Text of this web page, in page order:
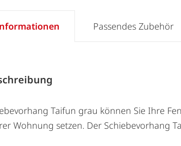
Taifun grau können Sie Ihre
Wohnung setzen. Der Schiebevorhang
Passendes Zubehör